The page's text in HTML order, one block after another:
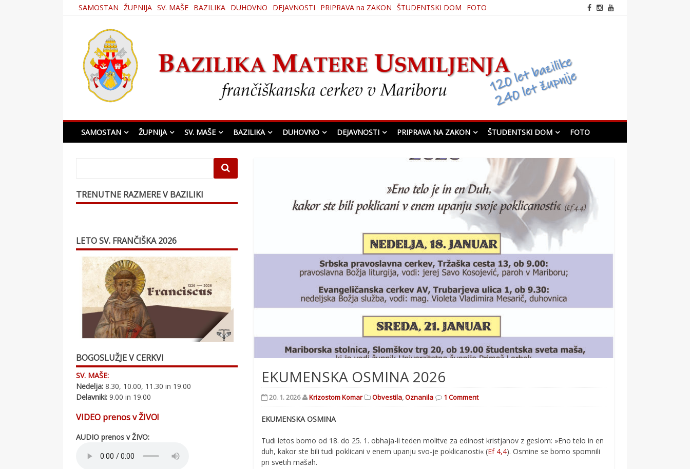
SAMOSTAN ŽUPNIJA SV. MAŠE BAZILIKA DUHOVNO DEJAVNOSTI PRIPRAVA na ZAKON ŠTUDENTSKI DOM FOTO
Bazilika Matere Usmiljenja
SAMOSTAN ŽUPNIJA SV. MAŠE BAZILIKA DUHOVNO DEJAVNOSTI PRIPRAVA NA ZAKON ŠTUDENTSKI DOM FOTO
EKUMENSKA OSMINA 2026
20. 1. 2026 Krizostom Komar Obvestila,Oznanila 1 Comment
EKUMENSKA OSMINA
Tudi letos bomo od 18. do 25. 1. obhaja-li teden molitve za edinost kristjanov z geslom: »Eno telo in en
duh, kakor ste bili tudi poklicani v enem upanju svo-je poklicanosti« (Ef 4,4). Osmine se bomo spomnili
pri svetih mašah.
TRENUTNE RAZMERE V BAZILIKI
LETO SV. FRANČIŠKA 2026
BOGOSLUŽJE V CERKVI
SV. MAŠE:
Nedelja: 8.30, 10.00, 11.30 in 19.00
Delavniki: 9.00 in 19.00
VIDEO prenos v ŽIVO!
AUDIO prenos v ŽIVO: